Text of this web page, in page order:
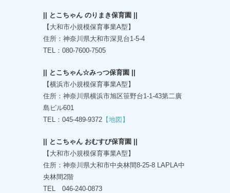
|| とこちゃん のりまき保育園 ||
【大和市小規模保育事業A型】
住所：神奈川県大和市深見台1-5-4
TEL：080-7600-7505
|| とこちゃん☆みっつ保育園 ||
【横浜市小規模保育事業A型】
住所：神奈川県横浜市旭区笹野台1-1-43第二廣
島ビル601
TEL：045-489-9372 【地図】
|| とこちゃん おむすび保育園 ||
【大和市小規模保育事業A型】
住所：神奈川県大和市中央林間8-25-8 LAPLA中
央林間2階
TEL 046-240-0873